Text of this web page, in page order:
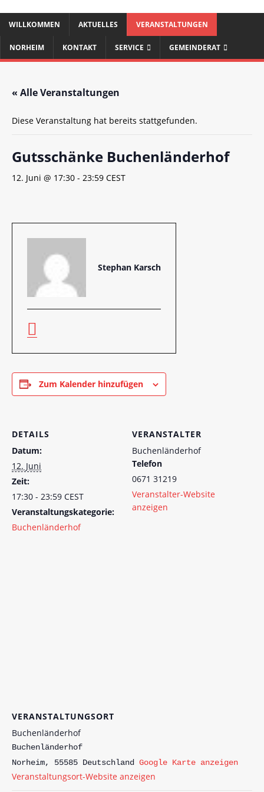
WILLKOMMEN AKTUELLES VERANSTALTUNGEN
NORHEIM KONTAKT SERVICE GEMEINDERAT
« Alle Veranstaltungen
Diese Veranstaltung hat bereits stattgefunden.
Gutsschänke Buchenländerhof
12. Juni @ 17:30 - 23:59 CEST
Stephan Karsch
Zum Kalender hinzufügen
DETAILS
Datum:
12. Juni
Zeit:
17:30 - 23:59 CEST
Veranstaltungskategorie:
Buchenländerhof
VERANSTALTER
Buchenländerhof
Telefon
0671 31219
Veranstalter-Website
anzeigen
VERANSTALTUNGSORT
Buchenländerhof
Buchenländerhof
Norheim, 55585 Deutschland Google Karte anzeigen
Veranstaltungsort-Website anzeigen